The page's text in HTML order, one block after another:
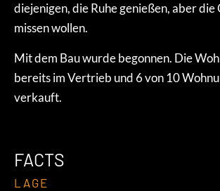
diejenigen, die Ruhe genießen, aber
missen wollen.
Mit dem Bau wurde begonnen. Die
bereits im Vertrieb und 6 von 10
verkauft.
FACTS
LAGE